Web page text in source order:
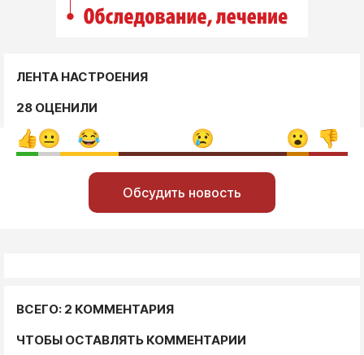
ЛЕНТА НАСТРОЕНИЯ
28 ОЦЕНИЛИ
Обсудить новость
ВСЕГО: 2 КОММЕНТАРИЯ
ЧТОБЫ ОСТАВЛЯТЬ КОММЕНТАРИИ